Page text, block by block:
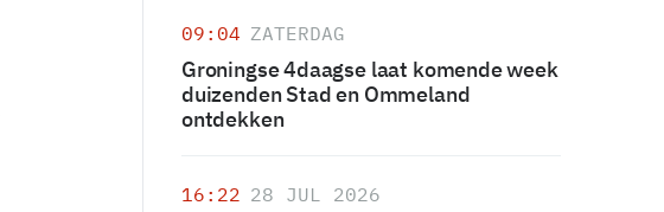
09:04 ZATERDAG
Groningse 4daagse laat komende week
duizenden Stad en Ommeland
ontdekken
16:22 28 JUL 2026